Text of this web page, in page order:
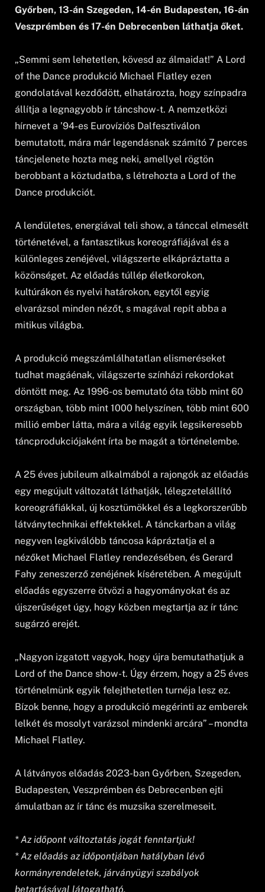
Győrben, 13-án Szegeden, 14-én Budapesten, 16-án
Veszprémben és 17-én Debrecenben láthatja őket.
„Semmi sem lehetetlen, kövesd az álmaidat!” A Lord
of the Dance produkció Michael Flatley ezen
gondolatával kezdődött, elhatározta, hogy színpadra
állítja a legnagyobb ír táncshow-t. A nemzetközi
hírnevet a ’94-es Eurovíziós Dalfesztiválon
bemutatott, mára már legendásnak számító 7 perces
táncjelenete hozta meg neki, amellyel rögtön
berobbant a köztudatba, s létrehozta a Lord of the
Dance produkciót.
A lendületes, energiával teli show, a tánccal elmesélt
történetével, a fantasztikus koreográfiájával és a
különleges zenéjével, világszerte elkápráztatta a
közönséget. Az előadás túllép életkorokon,
kultúrákon és nyelvi határokon, egytől egyig
elvarázsol minden nézőt, s magával repít abba a
mitikus világba.
A produkció megszámlálhatatlan elismeréseket
tudhat magáénak, világszerte színházi rekordokat
döntött meg. Az 1996-os bemutató óta több mint 60
országban, több mint 1000 helyszínen, több mint 600
millió ember látta, mára a világ egyik legsikeresebb
táncprodukciójaként írta be magát a történelembe.
A 25 éves jubileum alkalmából a rajongók az előadás
egy megújult változatát láthatják, lélegzetelállító
koreográfiákkal, új kosztümökkel és a legkorszerűbb
látványtechnikai effektekkel. A tánckarban a világ
negyven legkiválóbb táncosa kápráztatja el a
nézőket Michael Flatley rendezésében, és Gerard
Fahy zeneszerző zenéjének kíséretében. A megújult
előadás egyszerre ötvözi a hagyományokat és az
újszerűséget úgy, hogy közben megtartja az ír tánc
sugárzó erejét.
„Nagyon izgatott vagyok, hogy újra bemutathatjuk a
Lord of the Dance show-t. Úgy érzem, hogy a 25 éves
történelmünk egyik felejthetetlen turnéja lesz ez.
Bízok benne, hogy a produkció megérinti az emberek
lelkét és mosolyt varázsol mindenki arcára” – mondta
Michael Flatley.
A látványos előadás 2023-ban Győrben, Szegeden,
Budapesten, Veszprémben és Debrecenben ejti
ámulatban az ír tánc és muzsika szerelmeseit.
* Az időpont változtatás jogát fenntartjuk!
* Az előadás az időpontjában hatályban lévő
kormányrendeletek, járványügyi szabályok
betartásával látogatható.